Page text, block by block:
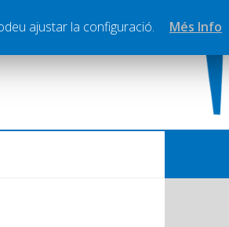
ajustar la configuració. Més Info